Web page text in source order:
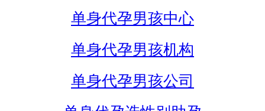
单身代孕男孩中心
单身代孕男孩机构
单身代孕男孩公司